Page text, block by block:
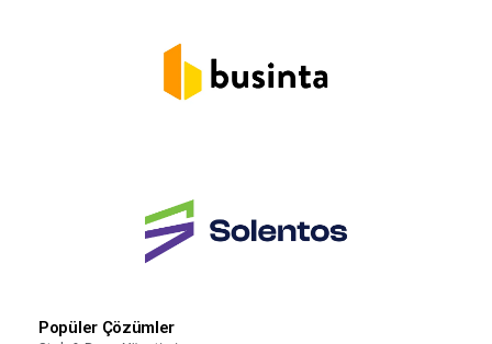
Popüler Çözümler